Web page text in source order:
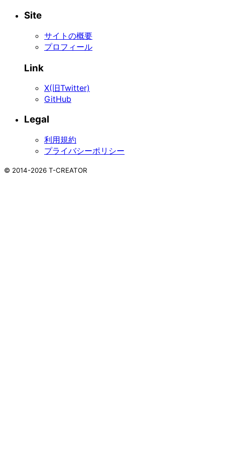
Site
サイトの概要
プロフィール
Link
X(旧Twitter)
GitHub
Legal
利用規約
プライバシーポリシー
© 2014-2026 T-CREATOR